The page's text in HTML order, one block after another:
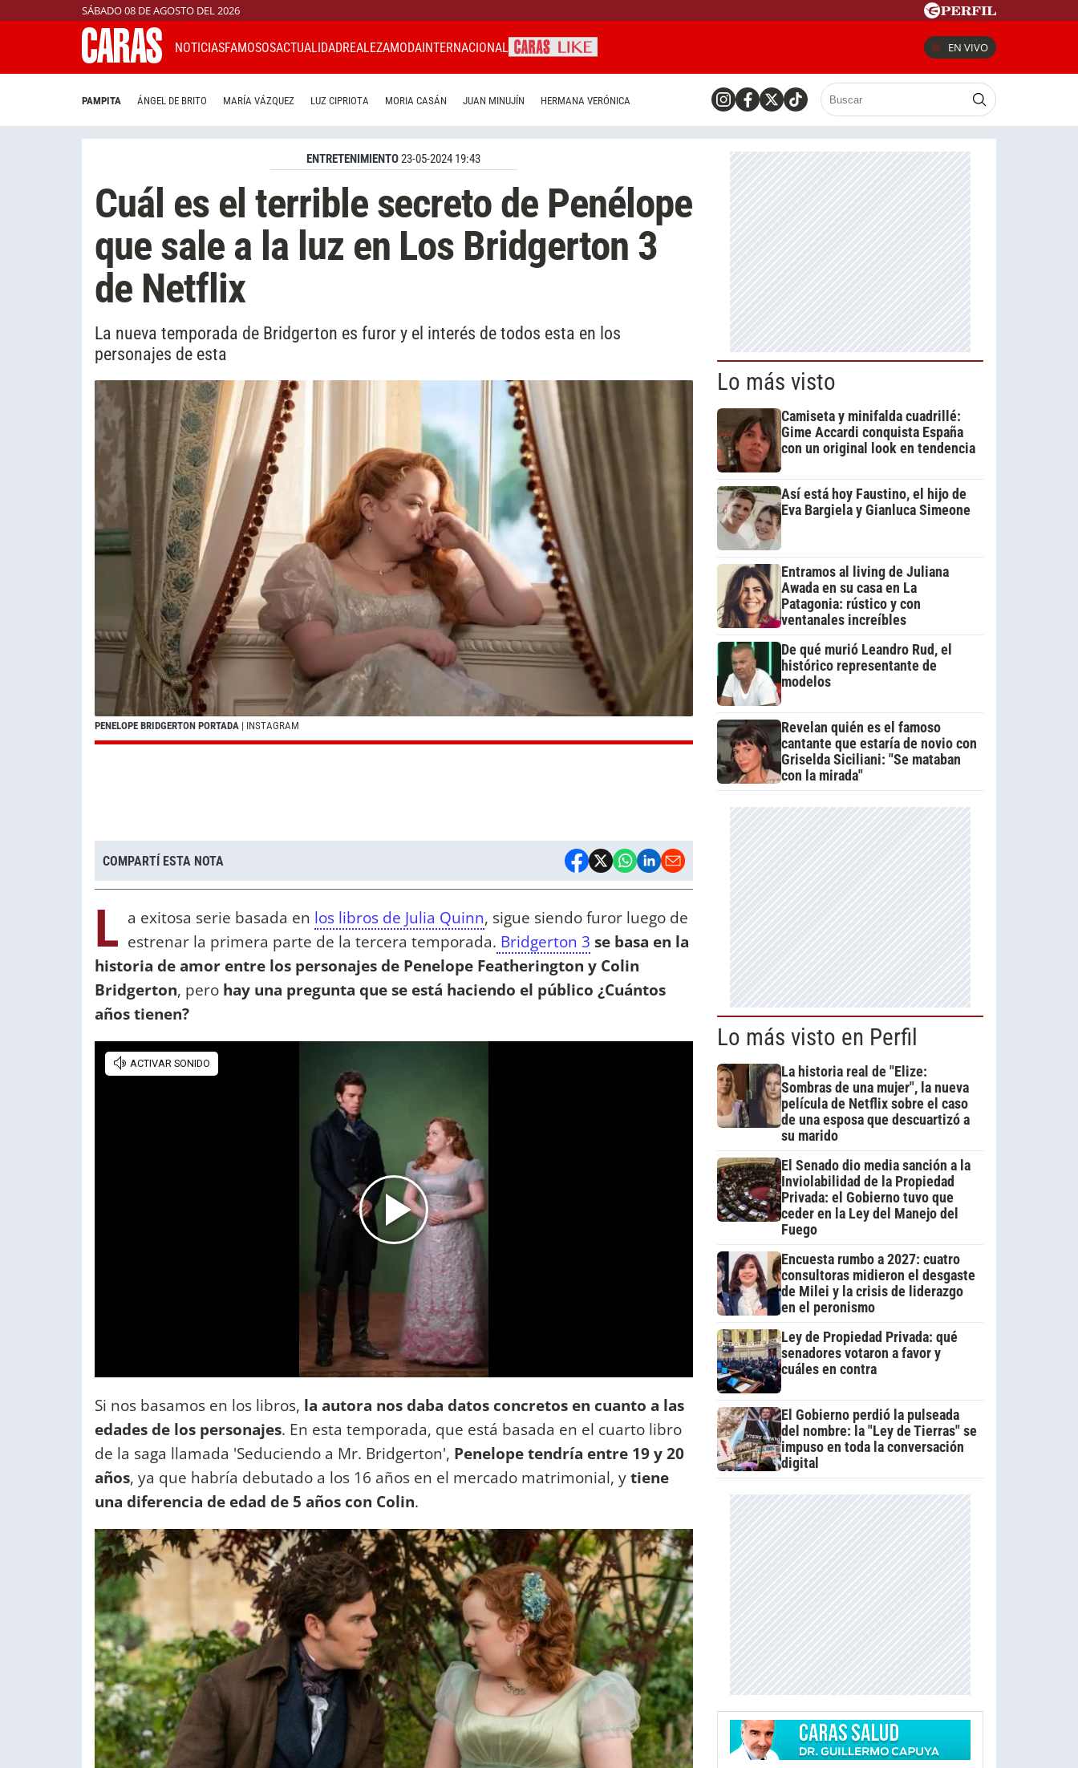
SÁBADO 08 DE AGOSTO DEL 2026
NOTICIASFAMOSOSACTUALIDADREALEZAMODAINTERNACIONAL EN VIVO
PAMPITA ÁNGEL DE BRITO MARÍA VÁZQUEZ LUZ CIPRIOTA MORIA CASÁN JUAN MINUJÍN HERMANA VERÓNICA
ENTRETENIMIENTO23-05-2024 19:43
Cuál es el terrible secreto de Penélope
que sale a la luz en Los Bridgerton 3
de Netflix
La nueva temporada de Bridgerton es furor y el interés de todos esta en los
personajes de esta
PENELOPE BRIDGERTON PORTADA | INSTAGRAM
COMPARTÍ ESTA NOTA
L a exitosa serie basada en los libros de Julia Quinn, sigue siendo furor luego de
estrenar la primera parte de la tercera temporada. Bridgerton 3 se basa en la
historia de amor entre los personajes de Penelope Featherington y Colin
Bridgerton, pero hay una pregunta que se está haciendo el público ¿Cuántos
años tienen?
Si nos basamos en los libros, la autora nos daba datos concretos en cuanto a las
edades de los personajes. En esta temporada, que está basada en el cuarto libro
de la saga llamada 'Seduciendo a Mr. Bridgerton', Penelope tendría entre 19 y 20
años, ya que habría debutado a los 16 años en el mercado matrimonial, ytiene
una diferencia de edad de 5 años con Colin.
Lo más visto
Camiseta y minifalda cuadrillé:
Gime Accardi conquista España
con un original look en tendencia
Así está hoy Faustino, el hijo de
Eva Bargiela y Gianluca Simeone
Entramos al living de Juliana
Awada en su casa en La
Patagonia: rústico y con
ventanales increíbles
De qué murió Leandro Rud, el
histórico representante de
modelos
Revelan quién es el famoso
cantante que estaría de novio con
Griselda Siciliani: "Se mataban
con la mirada"
Lo más visto en Perfil
La historia real de "Elize:
Sombras de una mujer", la nueva
película de Netflix sobre el caso
de una esposa que descuartizó a
su marido
El Senado dio media sanción a la
Inviolabilidad de la Propiedad
Privada: el Gobierno tuvo que
ceder en la Ley del Manejo del
Fuego
Encuesta rumbo a 2027: cuatro
consultoras midieron el desgaste
de Milei y la crisis de liderazgo
en el peronismo
Ley de Propiedad Privada: qué
senadores votaron a favor y
cuáles en contra
El Gobierno perdió la pulseada
del nombre: la "Ley de Tierras" se
impuso en toda la conversación
digital